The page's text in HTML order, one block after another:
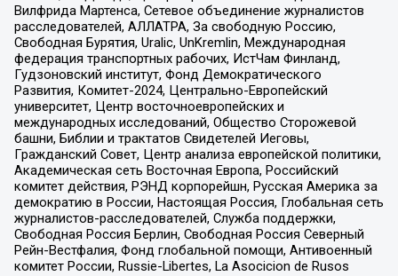
Вилфрида Мартенса, Сетевое объединение журналистов
расследователей, АЛЛАТРА, За свободную Россию,
Свободная Бурятия, Uralic, UnKremlin, Международная
федерация транспортных рабочих, ИстЧам Финланд,
Гудзоновский институт, Фонд Демократического
Развития, Комитет-2024, Центрально-Европейский
университет, Центр восточноевропейских и
международных исследований, Общество Сторожевой
башни, Библии и трактатов Свидетелей Иеговы,
Гражданский Совет, Центр анализа европейской политики,
Академическая сеть Восточная Европа, Российский
комитет действия, РЭНД корпорейшн, Русская Америка за
демократию в России, Настоящая Россия, Глобальная сеть
журналистов-расследователей, Служба поддержки,
Свободная Россия Берлин, Свободная Россия Северный
Рейн-Вестфалия, Фонд глобальной помощи, Антивоенный
комитет России, Russie-Libertes, La Asocicion de Rusos